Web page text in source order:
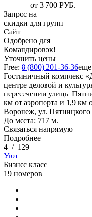
от 3 700 РУБ.
Запрос на
скидки для групп
Сайт
Одобрено для
Командировок!
Уточнить цены
Free: 8 (800) 201-36-36еще
Гостиничный комплекс
центре деловой и
пересечении улицы
км от аэропорта и 1,9
Воронеж, ул. Пятницкого
До места: 717 м.
Связаться напрямую
Подробнее
4 / 129
Уют
Бизнес класс
19 номеров